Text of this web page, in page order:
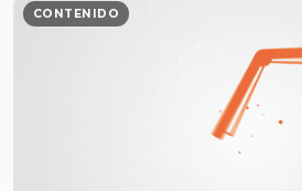
CONTENIDO